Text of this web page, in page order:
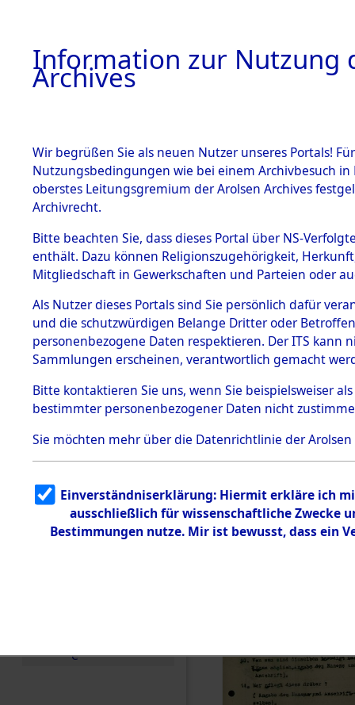
BESTÄNDE
1.
mente
5. Verschiedenes
5.3
Todesmärsche
5.3.1 Alliierte
Erhebungen
zu
Todesmärsch
en
5.3.2
g
5.3.3
Todesmärsch
e
von
Toter aus
Ort ihrer
0003
Information zur Nutzung
Archives
Wir begrüßen Sie als neuen Nutzer unseres Portals!
Nutzungsbedingungen wie bei einem Archivbesuch
oberstes Leitungsgremium der Arolsen Archives
Archivrecht.
Bitte beachten Sie, dass dieses Portal über NS-
enthält. Dazu können Religionszugehörigkeit,
Mitgliedschaft in Gewerkschaften und Parteien oder
Als Nutzer dieses Portals sind Sie persönlich dafür
und die schutzwürdigen Belange Dritter oder
personenbezogene Daten respektieren. Der ITS
Sammlungen erscheinen, verantwortlich gemacht
Bitte kontaktieren Sie uns, wenn Sie beispielsweiser
bestimmter personenbezogener Daten nicht
Sie möchten mehr über die Datenrichtlinie der Arolsen
Einverständniserklärung: Hiermit erkläre ich
ausschließlich für wissenschaftliche Zwecke
Bestimmungen nutze. Mir ist bewusst, dass ein